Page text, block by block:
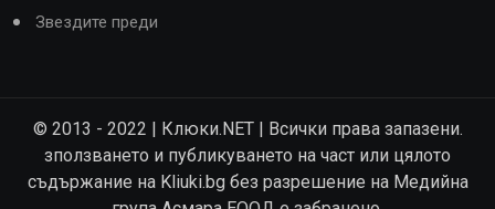
Звездите преди
© 2013 - 2022 | Клюки.NET | Всички права запазени.
зползването и публикуването на част или цялото
съдържание на Kliuki.bg без разрешение на Медийна